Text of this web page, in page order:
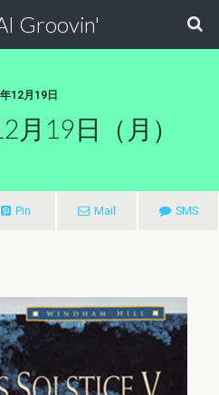
Groovin'
12月19日
19日（月）
Pin Mail SMS